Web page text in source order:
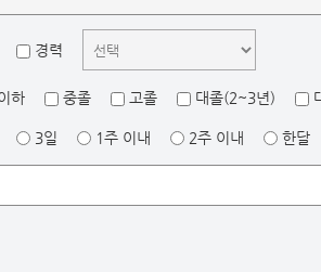
경력
하 중졸 고졸 대졸(2~3년)
3일 1주 이내 2주 이내 한달